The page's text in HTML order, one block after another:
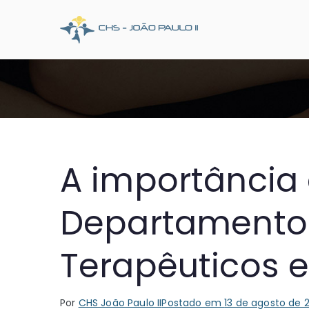
CHS
A importância
Terapêuticos
Por CHS João Paulo IIPostado em13 de agosto de